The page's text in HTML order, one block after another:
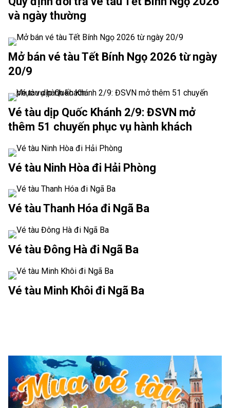
và ngày thường
Mở bán vé tàu Tết Bính Ngọ 2026 từ ngày
20/9
Vé tàu dịp Quốc Khánh 2/9: ĐSVN mở
thêm 51 chuyến phục vụ hành khách
Vé tàu Ninh Hòa đi Hải Phòng
Vé tàu Thanh Hóa đi Ngã Ba
Vé tàu Đông Hà đi Ngã Ba
Vé tàu Minh Khôi đi Ngã Ba